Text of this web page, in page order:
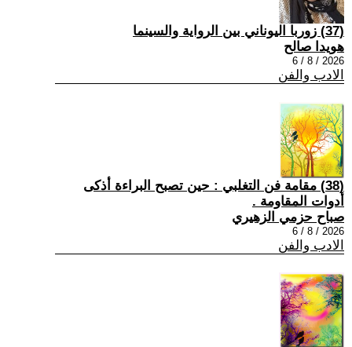
(37) زوربا اليوناني بين الرواية والسينما
هويدا صالح
2026 / 8 / 6
الادب والفن
(38) مقامة فن التغلبي : حين تصبح البراءة أذكى
أدوات المقاومة .
صباح حزمي الزهيري
2026 / 8 / 6
الادب والفن